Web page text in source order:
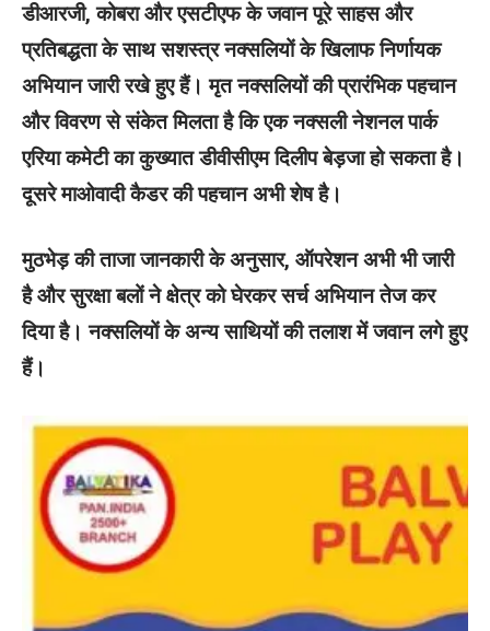
डीआरजी, कोबरा और एसटीएफ के जवान पूरे साहस और
प्रतिबद्धता के साथ सशस्त्र नक्सलियों के खिलाफ निर्णायक
अभियान जारी रखे हुए हैं। मृत नक्सलियों की प्रारंभिक पहचान
और विवरण से संकेत मिलता है कि एक नक्सली नेशनल पार्क
एरिया कमेटी का कुख्यात डीवीसीएम दिलीप बेड़जा हो सकता है।
दूसरे माओवादी कैडर की पहचान अभी शेष है।
मुठभेड़ की ताजा जानकारी के अनुसार, ऑपरेशन अभी भी जारी
है और सुरक्षा बलों ने क्षेत्र को घेरकर सर्च अभियान तेज कर
दिया है। नक्सलियों के अन्य साथियों की तलाश में जवान लगे हुए
हैं।